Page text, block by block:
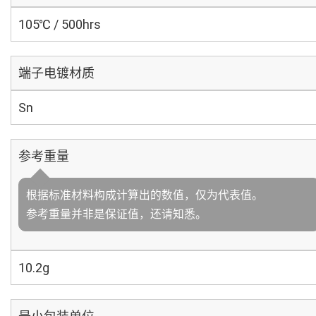
105℃ / 500hrs
端子电镀材质
Sn
参考重量
根据标准材料构成计算出的数值，仅为代表值。
参考重量并非是保证值，还请知悉。
10.2g